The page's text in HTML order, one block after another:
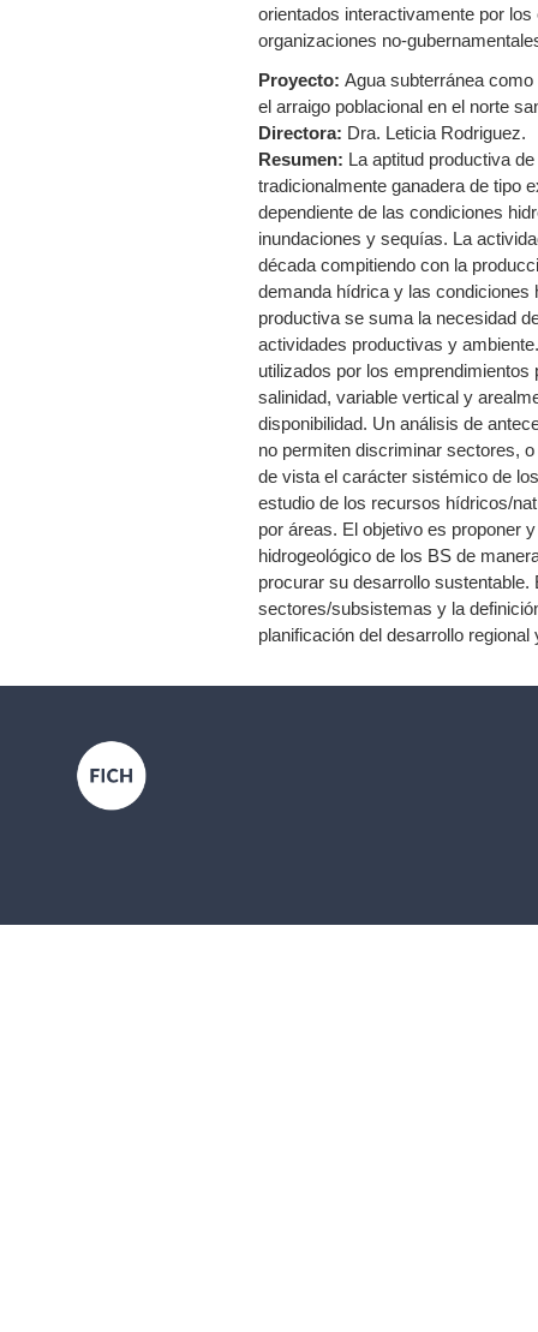
orientados interactivamente por
organizaciones no-
Proyecto: Agua subterránea
el arraigo poblacional en el norte
Directora: Dra. Leticia Rodriguez.
Resumen: La aptitud productiva
tradicionalmente ganadera de tipo
dependiente de las condiciones
inundaciones y sequías. La
década compitiendo con la
demanda hídrica y las condiciones
productiva se suma la necesidad
actividades productivas y
utilizados por los
salinidad, variable vertical y
disponibilidad. Un análisis de
no permiten discriminar sectores,
de vista el carácter sistémico de
estudio de los recursos hídricos/
por áreas. El objetivo es proponer
hidrogeológico de los BS de
procurar su desarrollo
sectores/subsistemas y la
planificación del desarrollo regional